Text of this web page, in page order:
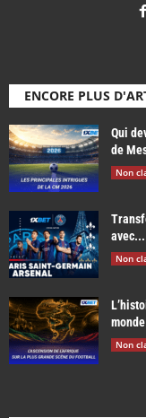
ENCORE PLUS
Qui
de
Non
avec...
Non
Non